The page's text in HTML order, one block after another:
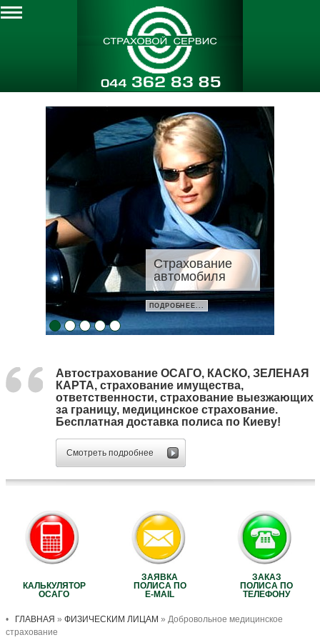
Страхование
автомобиля
ПОДРОБНЕЕ...
Страхование
автомобиля
ПОДРОБНЕЕ...
Автострахование ОСАГО, КАСКО, ЗЕЛЕНАЯ
КАРТА, страхование имущества,
ответственности, страхование выезжающих
за границу, медицинское страхование.
Бесплатная доставка полиса по Киеву!
Смотреть подробнее
КАЛЬКУЛЯТОР
ОСАГО
ЗАЯВКА
ПОЛИСА ПО
E-MAIL
ЗАКАЗ
ПОЛИСА ПО
ТЕЛЕФОНУ
• ГЛАВНАЯ » ФИЗИЧЕСКИМ ЛИЦАМ » Добровольное медицинское
страхование